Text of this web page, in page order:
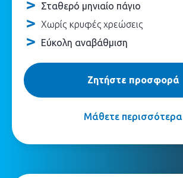
Σταθερό μηνιαίο πάγιο
Χωρίς κρυφές χρεώσεις
Εύκολη αναβάθμιση
Ζητήστε προσφορά
Μάθετε περισσότερα